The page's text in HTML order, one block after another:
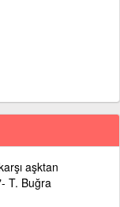
aşktan
T. Buğra